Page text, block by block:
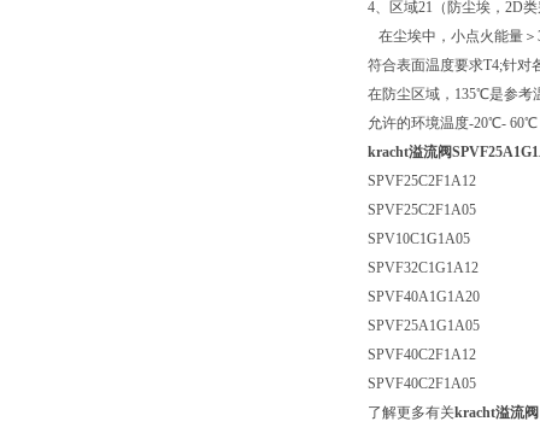
4、区域21（防尘埃，2D
在尘埃中，小点火能量＞
符合表面温度要求T4;针对
在防尘区域，135℃是参考
允许的环境温度-20℃- 60℃
kracht溢流阀
SPVF25C2F1A12
SPVF25C2F1A05
SPV10C1G1A05
SPVF32C1G1A12
SPVF40A1G1A20
SPVF25A1G1A05
SPVF40C2F1A12
SPVF40C2F1A05
了解更多有关kracht溢流